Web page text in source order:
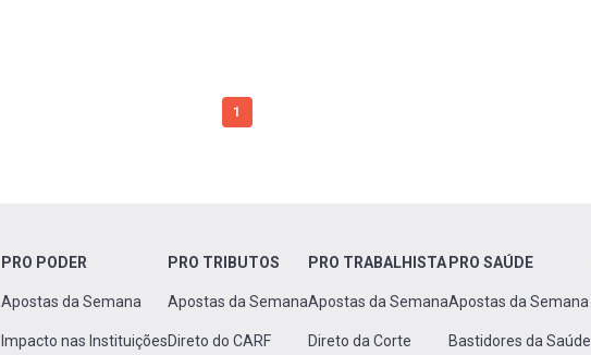
1
PRO PODER
Apostas da Semana
Impacto nas Instituições
PRO TRIBUTOS
Apostas da Semana
Direto do CARF
PRO TRABALHISTA
Apostas da Semana
Direto da Corte
PRO SAÚDE
Apostas da Semana
Bastidores da Saúde